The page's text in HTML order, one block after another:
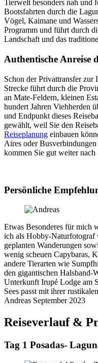
Tierwelt besonders nah und
Bootsfahrten durch die
Vögel, Kaimane und
Programm und führt durch
Landschaft und das
Authentische Anreise
Schon der Privattransfer
Strecke führt durch die
an Mate‑Feldern, kleinen
hundert Jahren Viehherden
und Endpunkt dieses
gewählt, weil Sie den
Reiseplanung einbauen
Aires oder
kommen Sie gut weiter nach
Persönliche
Etwas Besonderes für mich
ich als Hobby-Naturfotograf
geplanten Wanderungen
wenig scheuen Capybaras,
andere Tierarten wie
den gigantischen Halsband-
Unterkunft Irupé Lodge am
Sees passt mit ihrer
Andreas September 2023
Reiseverlauf &
Tag 1 Posadas-